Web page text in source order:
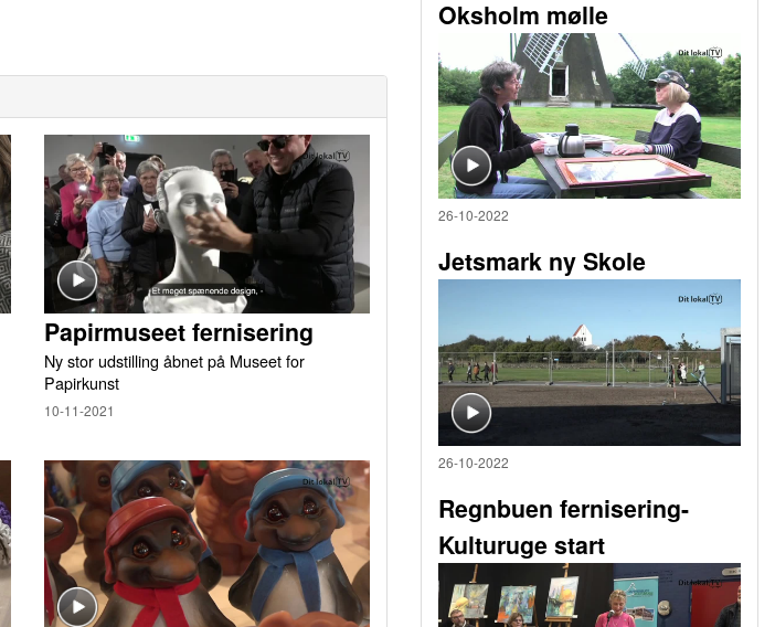
Papirmuseet fernisering
Ny stor udstilling åbnet på Museet for
Papirkunst
10-11-2021
Oksholm mølle
26-10-2022
Jetsmark ny Skole
26-10-2022
Regnbuen fernisering-
Kulturuge start